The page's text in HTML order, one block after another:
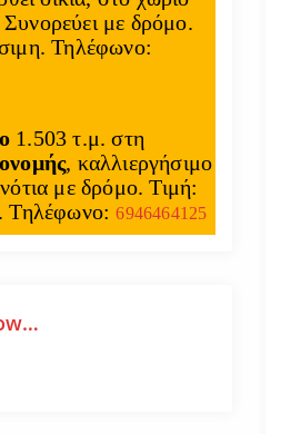
Συνορεύει με δρόμο.
Τηλέφωνο:
1.503 τ.μ. στη
, καλλιεργήσιμο
με δρόμο. Τιμή:
Τηλέφωνο:6946464125